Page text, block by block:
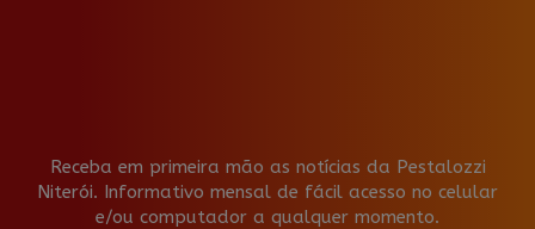
Receba em primeira mão as notícias da Pestalozzi
Niterói. Informativo mensal de fácil acesso no celular
e/ou computador a qualquer momento.